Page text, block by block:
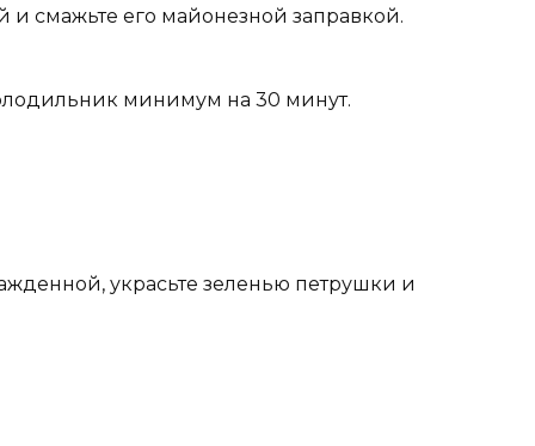
смажьте его майонезной заправкой.
минимум на 30 минут.
украсьте зеленью петрушки и